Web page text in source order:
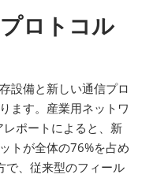
ロトコル
設備と新しい通信プロ
ます。産業用ネットワ
ポートによると、新
トが全体の76%を占め
で、従来型のフィール